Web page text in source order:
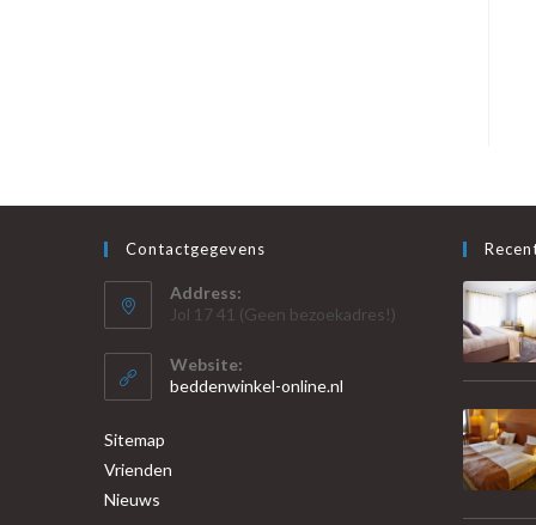
Contactgegevens
Address:
Jol 17 41 (Geen bezoekadres!)
Website:
beddenwinkel-online.nl
Sitemap
Vrienden
Nieuws